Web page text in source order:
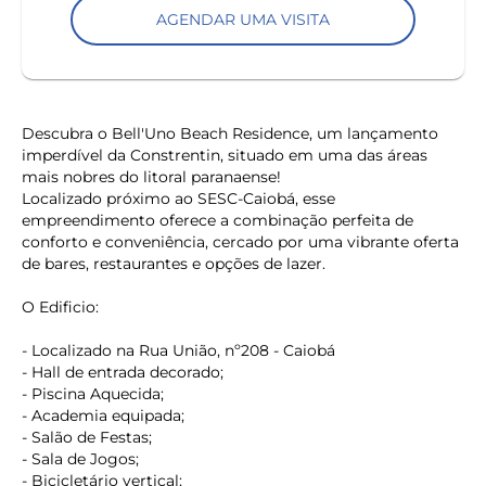
AGENDAR UMA VISITA
Descubra o Bell'Uno Beach Residence, um lançamento
imperdível da Constrentin, situado em uma das áreas
mais nobres do litoral paranaense!
Localizado próximo ao SESC-Caiobá, esse
empreendimento oferece a combinação perfeita de
conforto e conveniência, cercado por uma vibrante oferta
de bares, restaurantes e opções de lazer.
O Edificio:
- Localizado na Rua União, nº208 - Caiobá
- Hall de entrada decorado;
- Piscina Aquecida;
- Academia equipada;
- Salão de Festas;
- Sala de Jogos;
- Bicicletário vertical;